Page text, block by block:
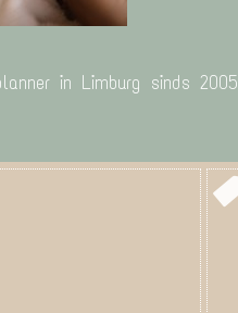
in Limburg sinds 2005